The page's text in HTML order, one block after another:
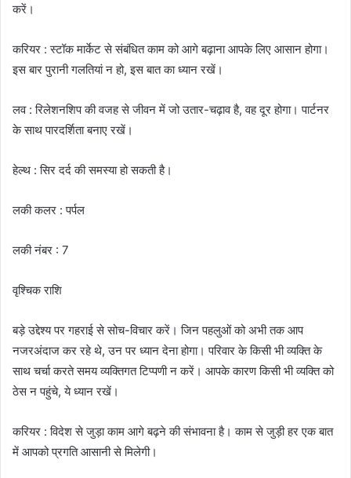
करें।
करियर : स्टॉक मार्केट से संबंधित काम को आगे बढ़ाना आपके लिए आसान होगा।
इस बार पुरानी गलतियां न हो, इस बात का ध्यान रखें।
लव : रिलेशनशिप की वजह से जीवन में जो उतार-चढ़ाव है, वह दूर होगा। पार्टनर
के साथ पारदर्शिता बनाए रखें।
हेल्थ : सिर दर्द की समस्या हो सकती है।
लकी कलर : पर्पल
लकी नंबर : 7
वृश्चिक राशि
बड़े उद्देश्य पर गहराई से सोच-विचार करें। जिन पहलुओं को अभी तक आप
नजरअंदाज कर रहे थे, उन पर ध्यान देना होगा। परिवार के किसी भी व्यक्ति के
साथ चर्चा करते समय व्यक्तिगत टिप्पणी न करें। आपके कारण किसी भी व्यक्ति को
ठेस न पहुंचे, ये ध्यान रखें।
करियर : विदेश से जुड़ा काम आगे बढ़ने की संभावना है। काम से जुड़ी हर एक बात
में आपको प्रगति आसानी से मिलेगी।